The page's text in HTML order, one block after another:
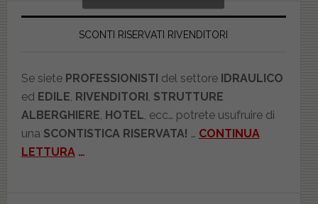
SCONTI RISERVATI RIVENDITORI
Se siete PROFESSIONISTI del settore IDRAULICO
ed EDILE RIVENDITORI STRUTTURE
ALBERGHIERE HOTEL , ecc… potrete usufruire di
una SCONTISTICA RISERVATA! … CONTINUA
LETTURA …